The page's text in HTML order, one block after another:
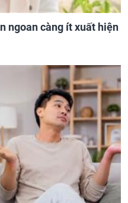
ngoan càng ít xuất hiện